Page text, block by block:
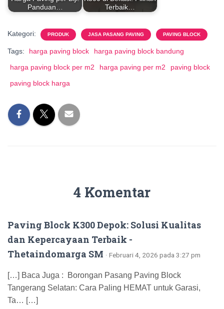
Panduan…
Terbaik…
Kategori: PRODUK JASA PASANG PAVING PAVING BLOCK
Tags: harga paving block
harga paving block bandung
harga paving block per m2
harga paving per m2
paving block
paving block harga
4 Komentar
Paving Block K300 Depok: Solusi Kualitas
dan Kepercayaan Terbaik -
Thetaindomarga SM · Februari 4, 2026 pada 3:27 pm
[…] Baca Juga : Borongan Pasang Paving Block
Tangerang Selatan: Cara Paling HEMAT untuk Garasi,
Ta… […]